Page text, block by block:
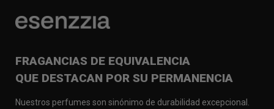
FRAGANCIAS DE EQUIVALENCIA
QUE DESTACAN POR SU PERMANENCIA
Nuestros perfumes son sinónimo de durabilidad excepcional.